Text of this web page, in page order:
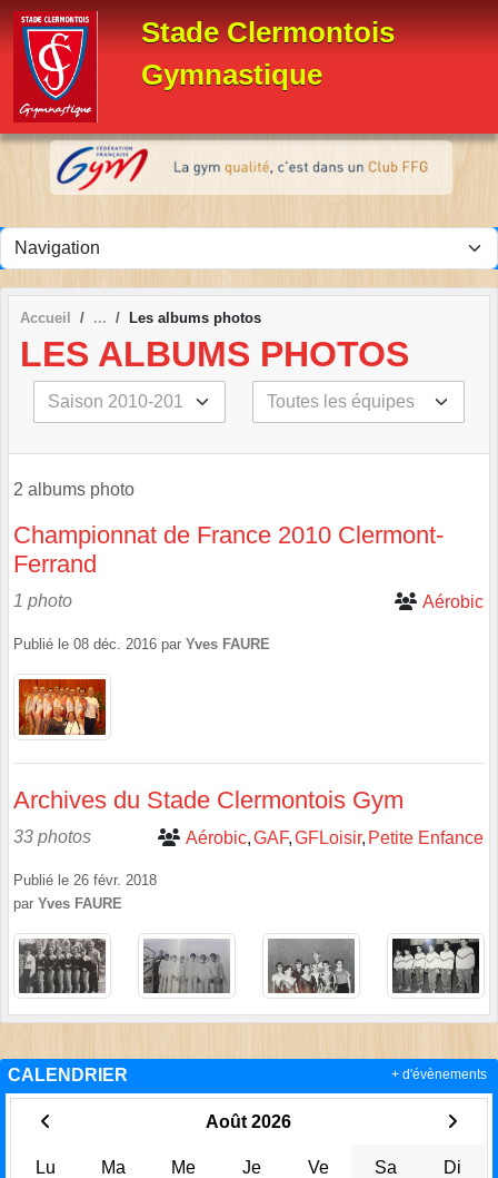
Stade Clermontois
Gymnastique
Accueil Les albums photos
LES ALBUMS PHOTOS
2 albums photo
Championnat de France 2010 Clermont-
Ferrand
1 photo Aérobic
Publié le 08 déc. 2016 par Yves FAURE
Archives du Stade Clermontois Gym
33 photos Aérobic GAF GFLoisir Petite Enfance
Publié le 26 févr. 2018
par Yves FAURE
CALENDRIER
Août 2026
Lu Ma Me Je Ve Sa Di
+ d'évènements
Panneau de gestion des cookies